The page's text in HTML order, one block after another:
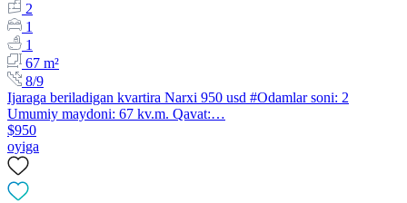
2
1
1
67 m²
8/9
Ijaraga beriladigan kvartira Narxi 950 usd #Odamlar soni: 2
Umumiy maydoni: 67 kv.m. Qavat:…
$950
oyiga